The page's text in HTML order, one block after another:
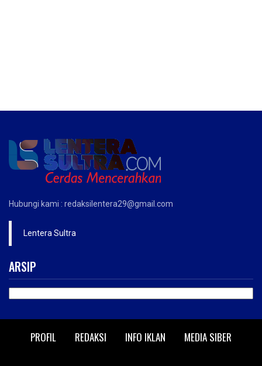
Hubungi kami : redaksilentera29@gmail.com
Lentera Sultra
ARSIP
PROFIL REDAKSI INFO IKLAN MEDIA SIBER